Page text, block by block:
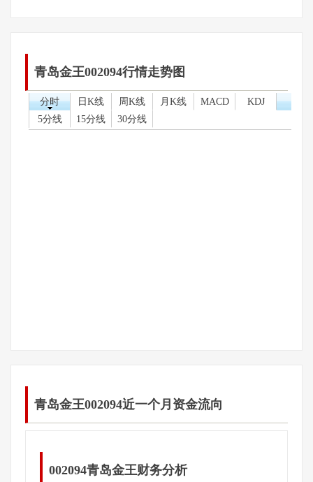
青岛金王002094行情走势图
分时 日K线 周K线 月K线 MACD
KDJ
5分线
15分线 30分线
青岛金王002094近一个月资金流向
002094青岛金王财务分析